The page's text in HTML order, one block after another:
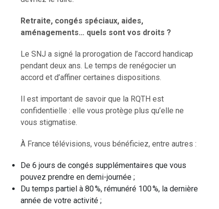
Retraite, congés spéciaux, aides,
aménagements… quels sont vos droits ?
Le SNJ a signé la prorogation de l’accord handicap
pendant deux ans. Le temps de renégocier un
accord et d’affiner certaines dispositions.
Il est important de savoir que la RQTH est
confidentielle : elle vous protège plus qu’elle ne
vous stigmatise.
À France télévisions, vous bénéficiez, entre autres :
De 6 jours de congés supplémentaires que vous
pouvez prendre en demi-journée ;
Du temps partiel à 80 %, rémunéré 100 %, la dernière
année de votre activité ;